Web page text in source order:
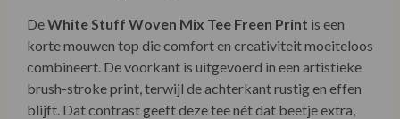
DeWhite Stuff Woven Mix Tee Freen Print is een
korte mouwen top die comfort en creativiteit moeiteloos
combineert. De voorkant is uitgevoerd in een artistieke
brush-stroke print, terwijl de achterkant rustig en effen
blijft. Dat contrast geeft deze tee nét dat beetje extra,